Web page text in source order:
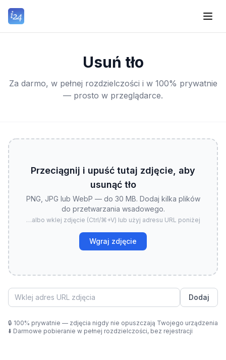
Usuń tło
Za darmo, w pełnej rozdzielczości i w 100% prywatnie
— prosto w przeglądarce.
Przeciągnij i upuść tutaj zdjęcie, aby
usunąć tło
PNG, JPG lub WebP — do 30 MB. Dodaj kilka plików
do przetwarzania wsadowego.
…albo wklej zdjęcie (Ctrl/⌘+V) lub użyj adresu URL poniżej
Wgraj zdjęcie
Dodaj
🔒 100% prywatnie — zdjęcia nigdy nie opuszczają Twojego urządzenia
⬇️ Darmowe pobieranie w pełnej rozdzielczości, bez rejestracji